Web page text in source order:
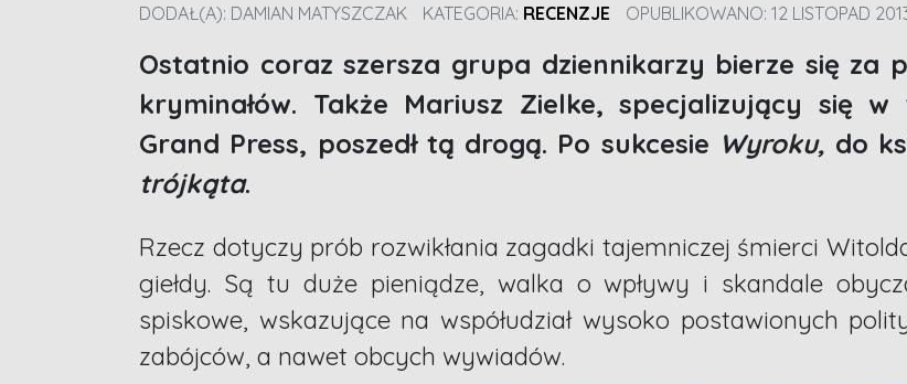
DODAŁ(A): DAMIAN MATYSZCZAK KATEGORIA: RECENZJE OPUBLIKOWANO: 12 LISTOPAD
Ostatnio coraz szersza grupa dziennikarzy bierze się za
kryminałów. Także Mariusz Zielke, specjalizujący się
Grand Press, poszedł tą drogą. Po sukcesie Wyroku, do
trójkąta.
Rzecz dotyczy prób rozwikłania zagadki tajemniczej śmierci
giełdy. Są tu duże pieniądze, walka o wpływy i skandale
spiskowe, wskazujące na współudział wysoko postawionych
zabójców, a nawet obcych wywiadów.